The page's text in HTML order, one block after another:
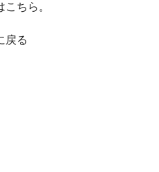
ちら。
戻る